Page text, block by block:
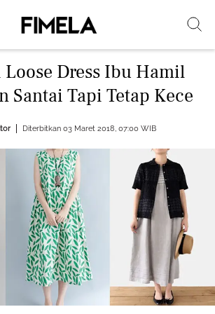
Dress Ibu Hamil
Santai Tapi Tetap Kece
Diterbitkan 03 Maret 2018, 07:00 WIB